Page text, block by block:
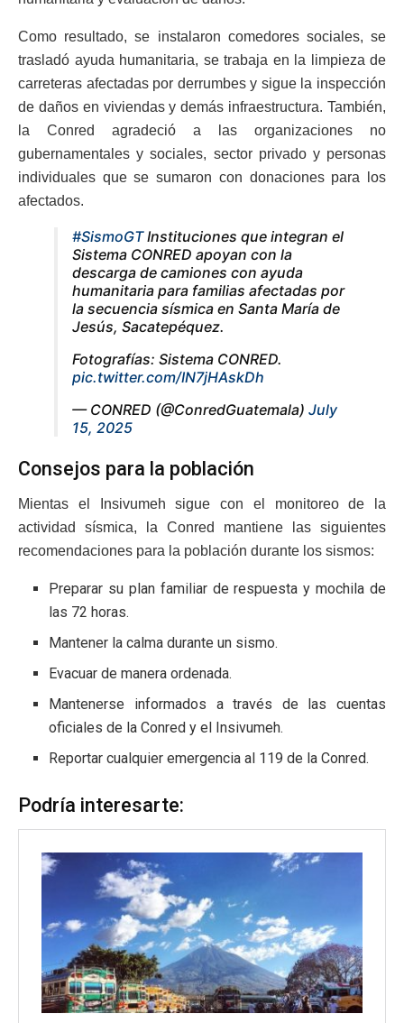
Como resultado, se instalaron comedores sociales, se
trasladó ayuda humanitaria, se trabaja en la limpieza de
carreteras afectadas por derrumbes y sigue la inspección
de daños en viviendas y demás infraestructura. También,
la Conred agradeció a las organizaciones no
gubernamentales y sociales, sector privado y personas
individuales que se sumaron con donaciones para los
afectados.
#SismoGTInstituciones que integran el
Sistema CONRED apoyan con la
descarga de camiones con ayuda
humanitaria para familias afectadas por
la secuencia sísmica en Santa María de
Jesús, Sacatepéquez.
Fotografías: Sistema CONRED.
pic.twitter.com/IN7jHAskDh
— CONRED (@ConredGuatemala) July
15, 2025
Consejos para la población
Mientas el Insivumeh sigue con el monitoreo de la
actividad sísmica, la Conred mantiene las siguientes
recomendaciones para la población durante los sismos:
Preparar su plan familiar de respuesta y mochila de
las 72 horas.
Mantener la calma durante un sismo.
Evacuar de manera ordenada.
Mantenerse informados a través de las cuentas
oficiales de la Conred y el Insivumeh.
Reportar cualquier emergencia al 119 de la Conred.
Podría interesarte: